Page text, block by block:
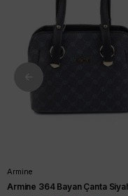
Armine